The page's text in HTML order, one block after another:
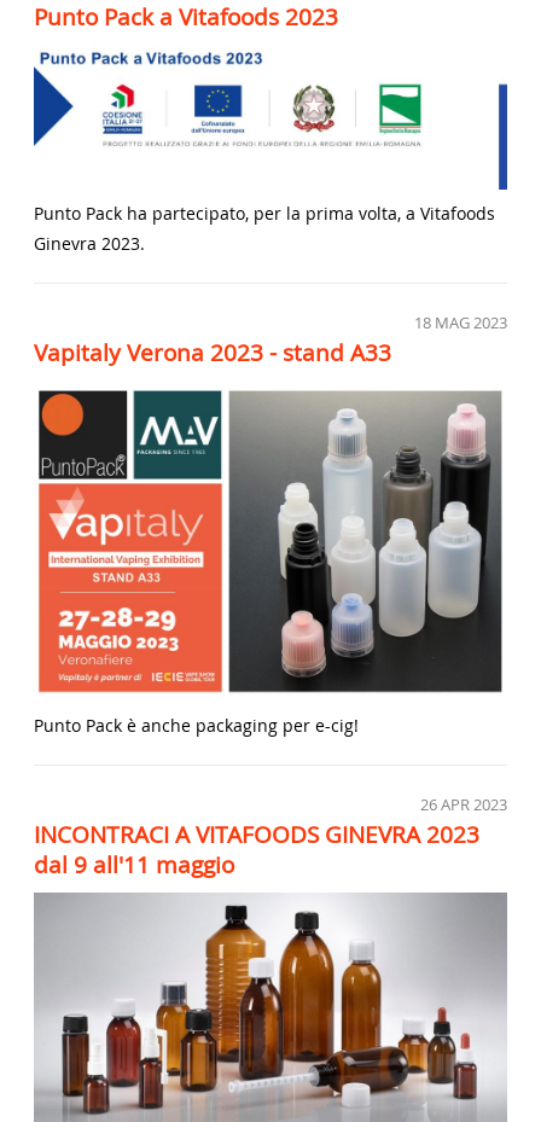
Punto Pack a Vitafoods 2023
Punto Pack ha partecipato, per la prima volta, a Vitafoods
Ginevra 2023.
18 MAG 2023
Vapitaly Verona 2023 - stand A33
Punto Pack è anche packaging per e-cig!
26APR 2023
INCONTRACI A VITAFOODS GINEVRA 2023
dal 9 all'11 maggio